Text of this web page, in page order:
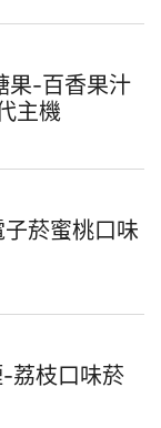
果-百香果汁
主機
菸蜜桃口味
荔枝口味菸